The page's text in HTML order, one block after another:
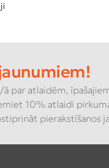
par atlaidēm,
10% atlaidi
pierakstīšanos